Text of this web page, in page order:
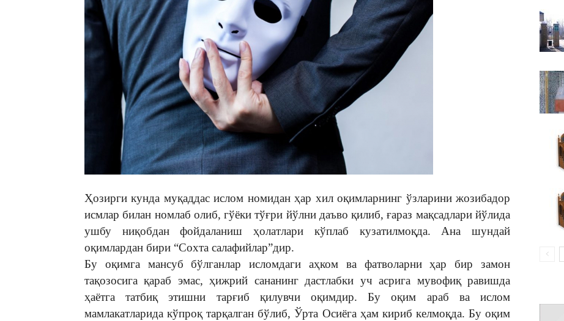
Ҳозирги кунда муқаддас ислом номидан ҳар хил оқимларнинг ўзларини жозибадор
исмлар билан номлаб олиб, гўёки тўғри йўлни даъво қилиб, ғараз мақсадлари йўлида
ушбу ниқобдан фойдаланиш ҳолатлари кўплаб кузатилмоқда. Ана шундай
оқимлардан бири “Сохта салафийлар”дир.
Бу оқимга мансуб бўлганлар исломдаги аҳком ва фатволарни ҳар бир замон
тақозосига қараб эмас, ҳижрий сананинг дастлабки уч асрига мувофиқ равишда
ҳаётга татбиқ этишни тарғиб қилувчи оқимдир. Бу оқим араб ва ислом
мамлакатларида кўпроқ тарқалган бўлиб, Ўрта Осиёга ҳам кириб келмоқда. Бу оқим